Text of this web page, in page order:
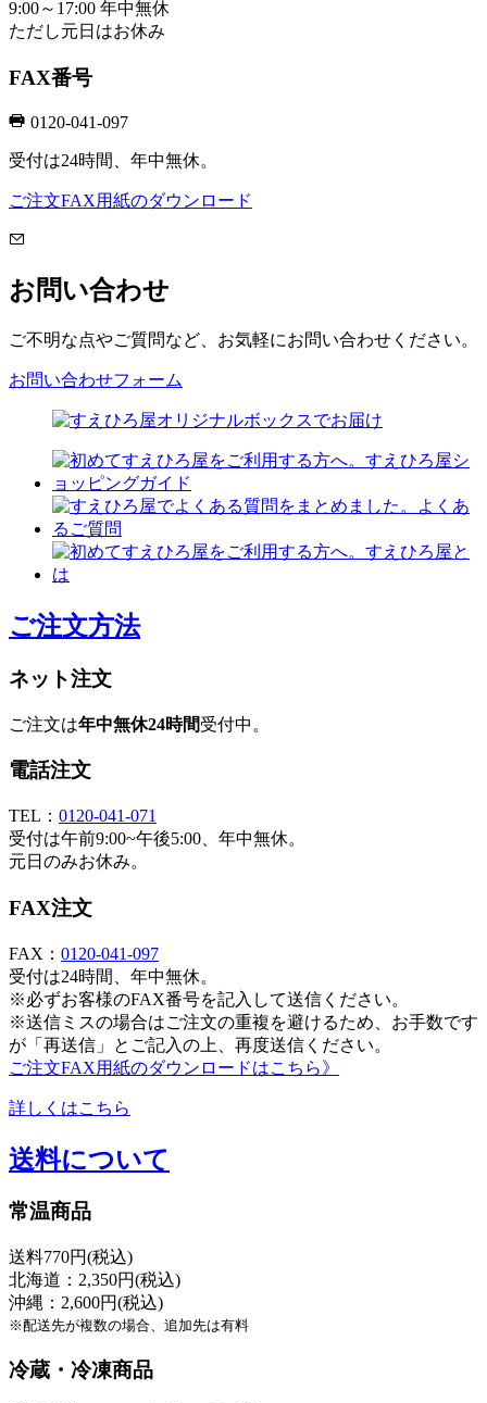
9:00～17:00 年中無休
ただし元日はお休み
FAX番号
0120-041-097
受付は24時間、年中無休。
ご注文FAX用紙のダウンロード
お問い合わせ
ご不明な点やご質問など、お気軽にお問い合わせください。
お問い合わせフォーム
ご注文方法
ネット注文
ご注文は年中無休24時間受付中。
電話注文
TEL： 0120-041-071
受付は午前9:00~午後5:00、年中無休。
元日のみお休み。
FAX注文
FAX： 0120-041-097
受付は24時間、年中無休。
※必ずお客様のFAX番号を記入して送信ください。
※送信ミスの場合はご注文の重複を避けるため、お手数です
が「再送信」とご記入の上、再度送信ください。
ご注文FAX用紙のダウンロードはこちら》
詳しくはこちら
送料について
常温商品
送料770円(税込)
北海道：2,350円(税込)
沖縄：2,600円(税込)
※配送先が複数の場合、追加先は有料
冷蔵・冷凍商品